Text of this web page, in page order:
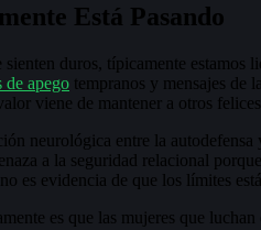
Está Pasando
sienten duros, típicamente
de apego tempranos y mensajes de
viene de mantener a otros
neurológica entre la
a la seguridad relacional
es evidencia de que los límites
es que las mujeres que